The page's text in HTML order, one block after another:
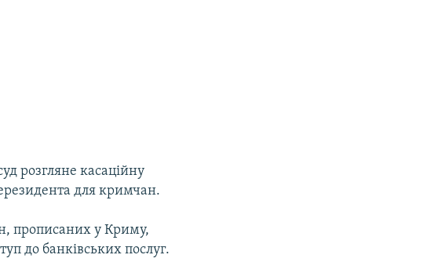
розгляне касаційну
для кримчан.
прописаних у Криму,
до банківських послуг.